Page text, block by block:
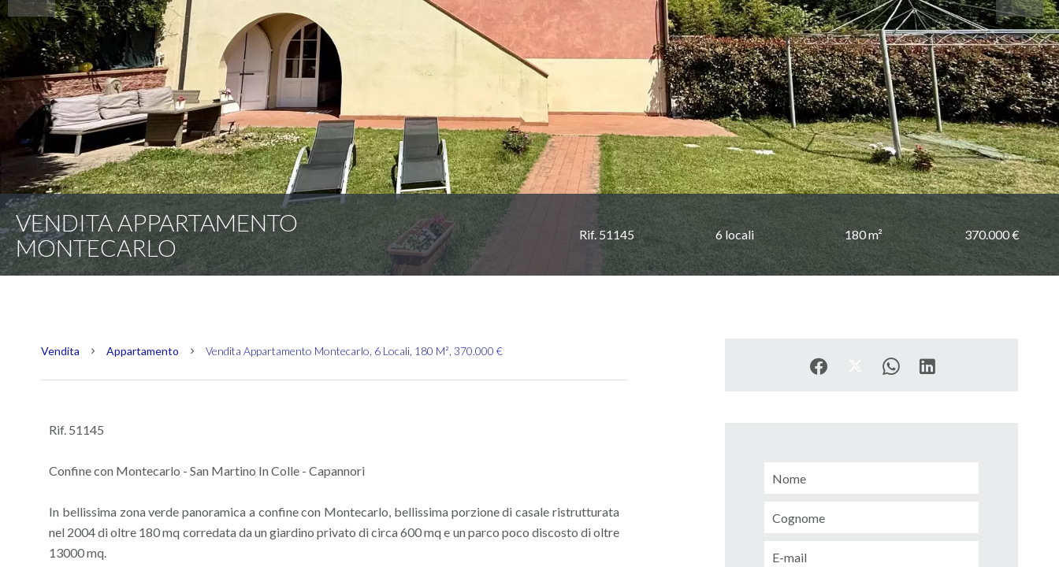
VENDITA APPARTAMENTO
MONTECARLO
Rif. 51145 6 locali 180 m² 370.000 €
Vendita Appartamento Vendita Appartamento Montecarlo, 6 Locali, 180 M², 370.000 €
Rif. 51145
Confine con Montecarlo - San Martino In Colle - Capannori
In bellissima zona verde panoramica a confine con Montecarlo, bellissima porzione di casale ristrutturata
nel 2004 di oltre 180 mq corredata da un giardino privato di circa 600 mq e un parco poco discosto di oltre
13000 mq.